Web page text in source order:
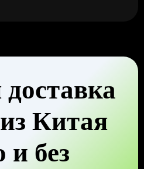
Китая
и без